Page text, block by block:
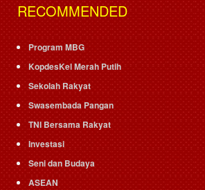
RECOMMENDED
Program MBG
KopdesKel Merah Putih
Sekolah Rakyat
Swasembada Pangan
TNI Bersama Rakyat
Investasi
Seni dan Budaya
ASEAN